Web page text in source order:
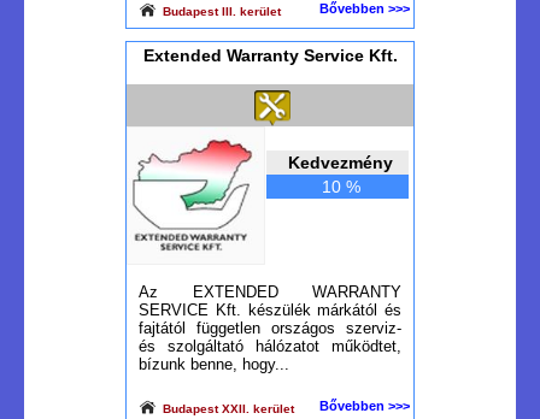
Budapest III. kerület Bővebben >>>
Extended Warranty Service Kft.
Kedvezmény
10 %
Az EXTENDED WARRANTY
SERVICE Kft. készülék márkától és
fajtától független országos szerviz-
és szolgáltató hálózatot működtet,
bízunk benne, hogy...
Budapest XXII. kerület Bővebben >>>